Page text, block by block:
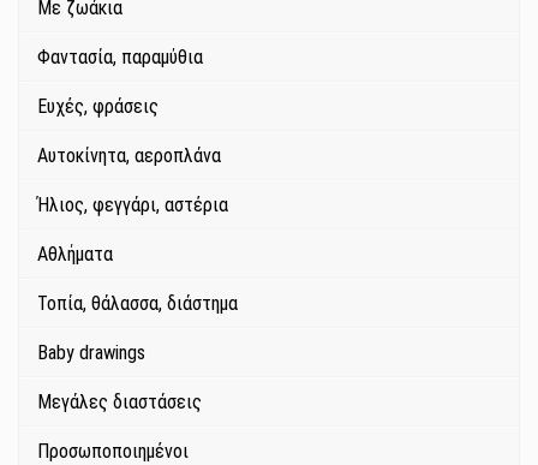
Με ζωάκια
Φαντασία, παραμύθια
Ευχές, φράσεις
Αυτοκίνητα, αεροπλάνα
Ήλιος, φεγγάρι, αστέρια
Αθλήματα
Τοπία, θάλασσα, διάστημα
Baby drawings
Μεγάλες διαστάσεις
Προσωποποιημένοι